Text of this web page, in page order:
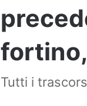
Tutti i